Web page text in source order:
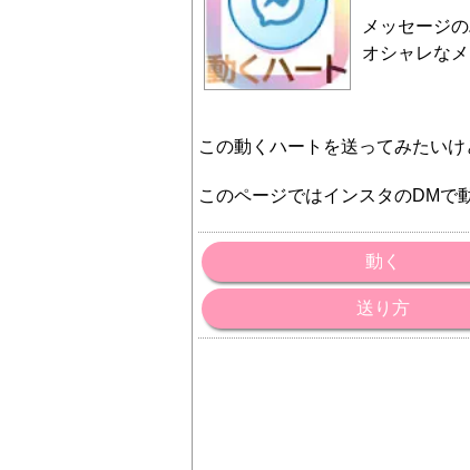
メッセージ
オシャレな
この動くハートを送ってみたい
このページではインスタのDMで
動く
送り方